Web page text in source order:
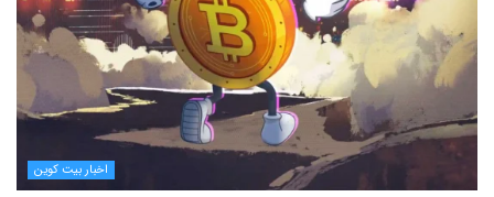
اخبار بیت کوین